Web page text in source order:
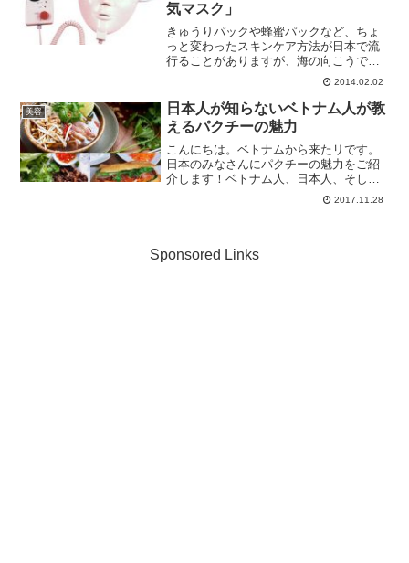
気マスク」
きゅうりパックや蜂蜜パックなど、ちょ
っと変わったスキンケア方法が日本で流
行ることがありますが、海の向こうでは
もっととんでもない美容マスクが販売さ
れているようです。Amazonで見つけた
「若返り電気マスク」今回紹介するの
は"Rejuveniq...
2014.02.02
美容
日本人が知らないベトナム人が教
えるパクチーの魅力
こんにちは。ベトナムから来たリです。
日本のみなさんにパクチーの魅力をご紹
介します！ベトナム人、日本人、そして
パクチーパクチーはベトナムではおなじ
みの野菜です。パクチーはベトナム料理
2017.11.28
Sponsored Links